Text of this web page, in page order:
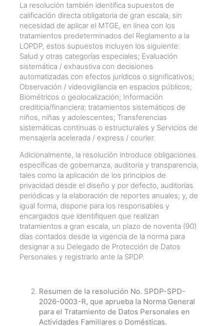
La resolución también identifica supuestos de
calificación directa obligatoria de gran escala, sin
necesidad de aplicar el MTGE, en línea con los
tratamientos predeterminados del Reglamento a la
LOPDP, estos supuestos incluyen los siguiente:
Salud y otras categorías especiales; Evaluación
sistemática / exhaustiva con decisiones
automatizadas con efectos jurídicos o significativos;
Observación / videovigilancia en espacios públicos;
Biométricos o geolocalización; Información
crediticia/financiera; tratamientos sistemáticos de
niños, niñas y adolescentes; Transferencias
sistemáticas continuas o estructurales y Servicios de
mensajería acelerada / express / courier.
Adicionalmente, la resolución introduce obligaciones
específicas de gobernanza, auditoría y transparencia,
tales como la aplicación de los principios de
privacidad desde el diseño y por defecto, auditorías
periódicas y la elaboración de reportes anuales; y, de
igual forma, dispone para los responsables y
encargados que identifiquen que realizan
tratamientos a gran escala, un plazo de noventa (90)
días contados desde la vigencia de la norma para
designar a su Delegado de Protección de Datos
Personales y registrarlo ante la SPDP.
Resumen de la resolución No. SPDP-SPD-
2026-0003-R, que aprueba la Norma General
para el Tratamiento de Datos Personales en
Actividades Familiares o Domésticas.